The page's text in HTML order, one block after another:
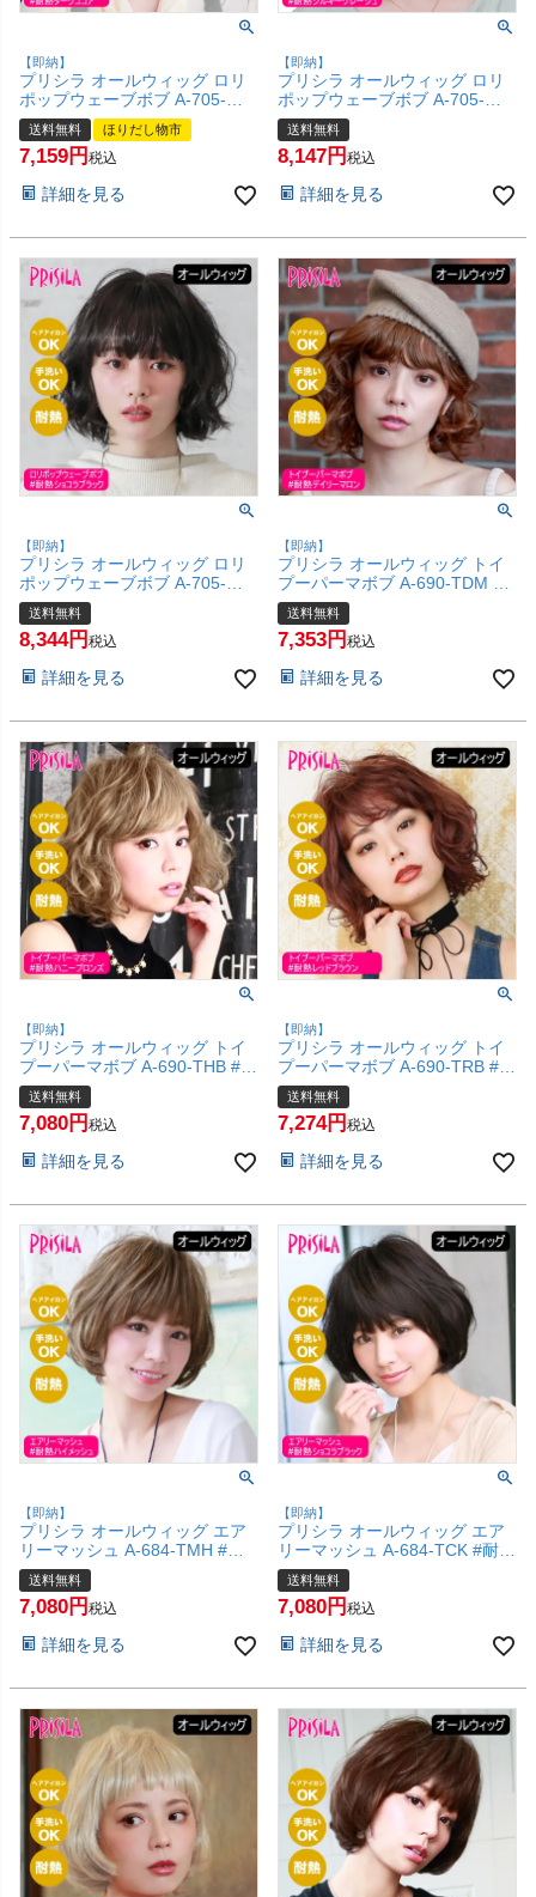
【即納】
プリシラ オールウィッグ ロリ
ポップウェーブボブ A-705-
TDC #耐熱ダークココア 【かつ
ら 和装 コスプレ 医療用 自然
ゆるふわ おしゃれ かわいい 可
け 女性 】【宅配便送料無料】
送料無料 ほりだし物市
7,159 税込
詳細を見る
【即納】
プリシラ オールウィッグ ロリ
ポップウェーブボブ A-705-
TSG #耐熱シルキーグレージュ
【かつら 和装 コスプレ 医療用
自然 ゆるふわ おしゃれ かわい
心者向け 女性 】【宅配便送料
送料無料
8,147 税込
詳細を見る
【即納】
プリシラ オールウィッグ ロリ
ポップウェーブボブ A-705-
TCK #耐熱ショコラブラック
【かつら 和装 コスプレ 医療用
自然 ゆるふわ おしゃれ かわい
心者向け 女性 】【宅配便送料
送料無料
8,344 税込
詳細を見る
【即納】
プリシラ オールウィッグ トイ
プーパーマボブ A-690-TDM #
耐熱デイリーマロン 【かつら
和装 コスプレ 医療用 自然 クセ
毛風 くるくる 外国人風 おしゃ
お手軽 初心者向け 女性 】【宅
送料無料
7,353 税込
詳細を見る
【即納】
プリシラ オールウィッグ トイ
プーパーマボブ A-690-THB #耐
熱ハニーブロンズ 【かつら 和
装 コスプレ 医療用 自然 クセ毛
風 くるくる 外国人風 おしゃれ
軽 初心者向け 女性 】【宅配便
送料無料
7,080 税込
詳細を見る
【即納】
プリシラ オールウィッグ トイ
プーパーマボブ A-690-TRB #耐
熱レッドブラウン 【かつら 和
装 コスプレ 医療用 自然 クセ毛
風 くるくる 外国人風 おしゃれ
軽 初心者向け 女性 】【宅配便
送料無料
7,274 税込
詳細を見る
【即納】
プリシラ オールウィッグ エア
リーマッシュ A-684-TMH #耐
熱ハイメッシュ 【かつら 和装
コスプレ 医療用 自然 おしゃれ
かわいい 可愛い 小顔 簡単 お手
送料無料】(6057750)
送料無料
7,080 税込
詳細を見る
【即納】
プリシラ オールウィッグ エア
リーマッシュ A-684-TCK #耐熱
ショコラブラック 【かつら 和
装 コスプレ 医療用 自然 おしゃ
れ かわいい 可愛い 小顔 簡単
配便送料無料】(6057748)
送料無料
7,080 税込
詳細を見る